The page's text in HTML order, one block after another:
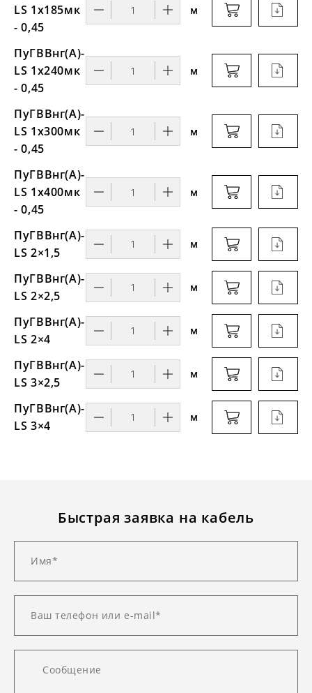
LS 1х185мк
- 0,45
м
ПуГВВнг(A)-
LS 1х240мк
- 0,45
м
ПуГВВнг(A)-
LS 1х300мк
- 0,45
м
ПуГВВнг(A)-
LS 1х400мк
- 0,45
м
ПуГВВнг(А)-
LS 2×1,5
м
ПуГВВнг(А)-
LS 2×2,5
м
ПуГВВнг(А)-
LS 2×4
м
ПуГВВнг(А)-
LS 3×2,5
м
ПуГВВнг(А)-
LS 3×4
м
Быстрая заявка на кабель